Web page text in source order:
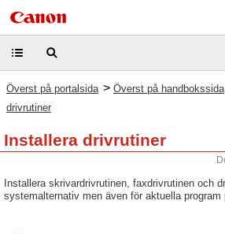
Överst på portalsida > Överst på handbokssida
drivrutiner
Installera drivrutiner
Installera skrivardrivrutinen, faxdrivrutinen och
systemalternativ men även för aktuella program